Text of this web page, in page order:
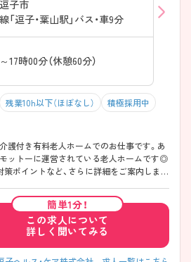
子市
「逗子・葉山駅」バス・車9分
17時00分（休憩60分）
残業10h以下（ほぼなし） 積極採用中
護付き有料老人ホームでのお仕事です。あ
ットーに運営されている老人ホームです◎
策ポイントなど、さらに詳細をご案内します
簡単1分！
この求人について
詳しく聞いてみる